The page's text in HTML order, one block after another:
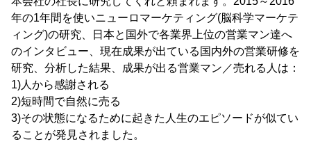
年の1年間を使いニューロマーケティング(脳科学マーケテ
ィング)の研究、日本と国外で各業界上位の営業マン達へ
のインタビュー、現在成果が出ている国内外の営業研修を
研究、分析した結果、成果が出る営業マン／売れる人は：
1)人から感謝される
2)短時間で自然に売る
3)その状態になるために起きた人生のエピソードが似てい
ることが発見されました。